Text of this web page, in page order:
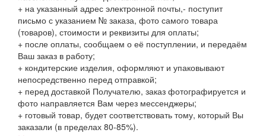
+ на указанный адрес электронной почты,- поступит
письмо с указанием № заказа, фото самого товара
(товаров), стоимости и реквизиты для оплаты;
+ после оплаты, сообщаем о её поступлении, и передаём
Ваш заказ в работу;
+ кондитерские изделия, оформляют и упаковывают
непосредственно перед отправкой;
+ перед доставкой Получателю, заказ фотографируется и
фото направляется Вам через мессенджеры;
+ готовый товар, будет соответствовать тому, который Вы
заказали (в пределах 80-85%).